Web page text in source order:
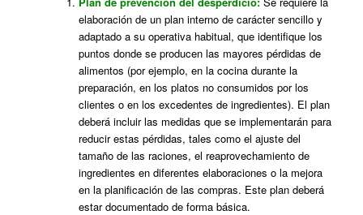
elaboración de un plan interno de carácter sencillo y
adaptado a su operativa habitual, que identifique los
puntos donde se producen las mayores pérdidas de
alimentos (por ejemplo, en la cocina durante la
preparación, en los platos no consumidos por los
clientes o en los excedentes de ingredientes). El plan
deberá incluir las medidas que se implementarán para
reducir estas pérdidas, tales como el ajuste del
tamaño de las raciones, el reaprovechamiento de
ingredientes en diferentes elaboraciones o la mejora
en la planificación de las compras. Este plan deberá
estar documentado de forma básica.